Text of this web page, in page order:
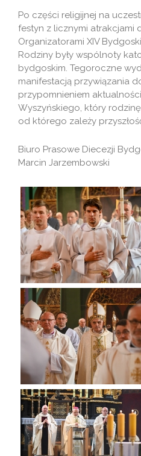
Po części religijnej na
festyn z licznymi atrakcjami
Organizatorami XIV
Rodziny były wspólnoty
bydgoskim. Tegoroczne
manifestacją przywiązania
przypomnieniem
Wyszyńskiego, który
od którego zależy
Biuro Prasowe Diecezji
Marcin Jarzembowski